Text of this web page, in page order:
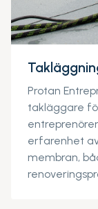
Protan
takläggare
erfarenhet
membran,